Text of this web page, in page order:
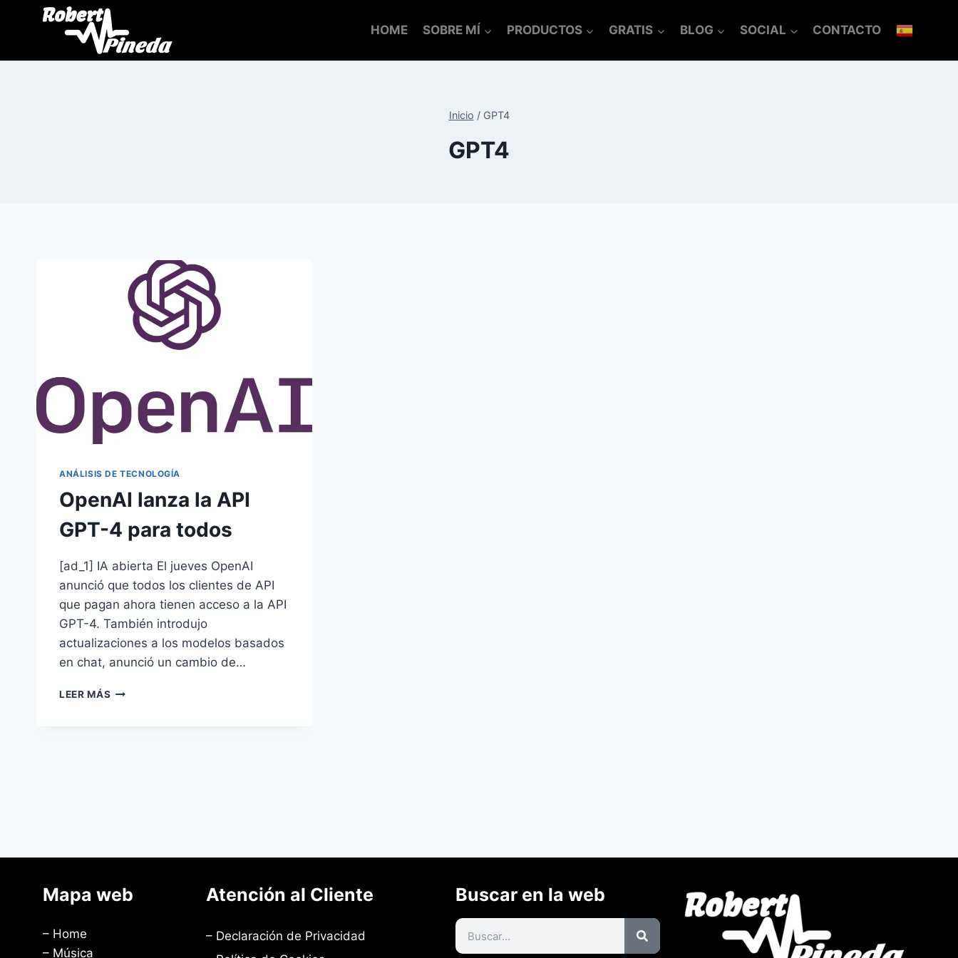
HOME SOBRE MÍ PRODUCTOS GRATIS BLOG SOCIAL CONTACTO
Inicio / GPT4
GPT4
ANÁLISIS DE TECNOLOGÍA
OpenAI lanza la API
GPT-4 para todos
[ad_1] IA abierta El jueves OpenAI
anunció que todos los clientes de API
que pagan ahora tienen acceso a la API
GPT-4. También introdujo
actualizaciones a los modelos basados ​​
en chat, anunció un cambio de…
LEER MÁS
Mapa web
– Home
– Música
Atención al Cliente
– Declaración de Privacidad
Buscar en la web